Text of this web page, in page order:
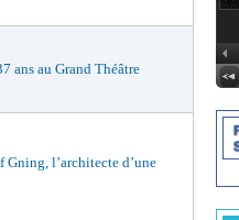
ans au Grand Théâtre
l’architecte d’une